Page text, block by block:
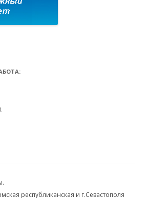
республиканская и г.Севастополя